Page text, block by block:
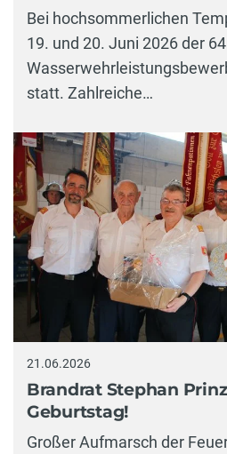
Bei hochsommerlichen
19. und 20. Juni 2026 der
statt. Zahlreiche…
21.06.2026
Brandrat Stephan
Geburtstag!
Großer Aufmarsch der